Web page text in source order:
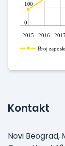
2015 2016
0
100
Broj
Kontakt
Novi Beograd,